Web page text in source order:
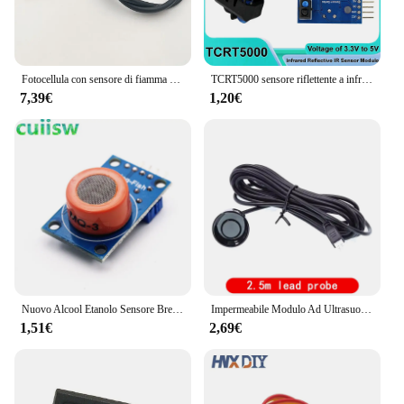
7,39€
TCRT5000 sensore riflettente a infrarossi IR interruttore fotoelettrico barriera linea binario modulo ostacolo esaudanc per diodo Arduino triodo
1,20€
1,51€
Impermeabile Modulo Ad Ultrasuoni JSN-SR04T / AJ-SR04M A Prova di Acqua Integrato Distanza Convertitore di Misura Del Sensore per Arduino
2,69€